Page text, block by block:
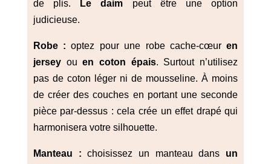
de plis.
Le daim peut être une option
judicieuse.
Robe : optez pour une robe cache-cœuren
jerseyouen coton épais. Surtout n’utilisez
pas de coton léger ni de mousseline. À moins
de créer des couches en portant une seconde
pièce par-dessus : cela crée un effet drapé qui
harmonisera votre silhouette.
Manteau : choisissez un manteau dans un